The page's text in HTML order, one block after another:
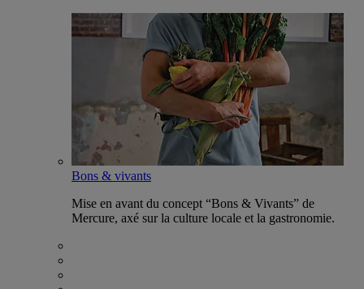
Bons & vivants
Mise en avant du concept “Bons & Vivants” de
Mercure, axé sur la culture locale et la gastronomie.